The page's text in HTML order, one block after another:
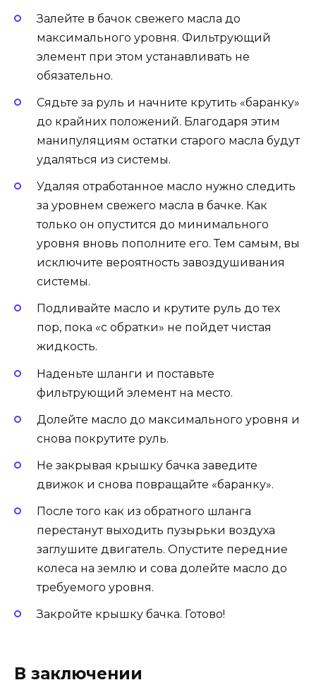
Залейте в бачок свежего масла до
максимального уровня. Фильтрующий
элемент при этом устанавливать не
обязательно.
Сядьте за руль и начните крутить «баранку»
до крайних положений. Благодаря этим
манипуляциям остатки старого масла будут
удаляться из системы.
Удаляя отработанное масло нужно следить
за уровнем свежего масла в бачке. Как
только он опустится до минимального
уровня вновь пополните его. Тем самым, вы
исключите вероятность завоздушивания
системы.
Подливайте масло и крутите руль до тех
пор, пока «с обратки» не пойдет чистая
жидкость.
Наденьте шланги и поставьте
фильтрующий элемент на место.
Долейте масло до максимального уровня и
снова покрутите руль.
Не закрывая крышку бачка заведите
движок и снова повращайте «баранку».
После того как из обратного шланга
перестанут выходить пузырьки воздуха
заглушите двигатель. Опустите передние
колеса на землю и сова долейте масло до
требуемого уровня.
Закройте крышку бачка. Готово!
В заключении